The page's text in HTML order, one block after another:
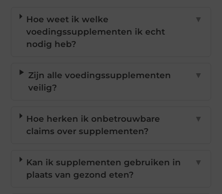
Hoe weet ik welke
voedingssupplementen ik echt
nodig heb?
▼
Zijn alle voedingssupplementen
veilig?
▼
Hoe herken ik onbetrouwbare
claims over supplementen?
▼
Kan ik supplementen gebruiken in
plaats van gezond eten?
▼